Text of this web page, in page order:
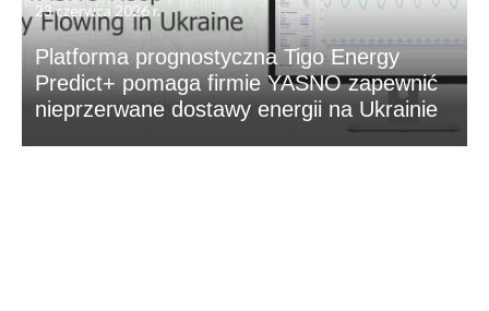
23 czerwca 2026 r.
Platforma prognostyczna Tigo Energy
Predict+ pomaga firmie YASNO zapewnić
nieprzerwane dostawy energii na Ukrainie